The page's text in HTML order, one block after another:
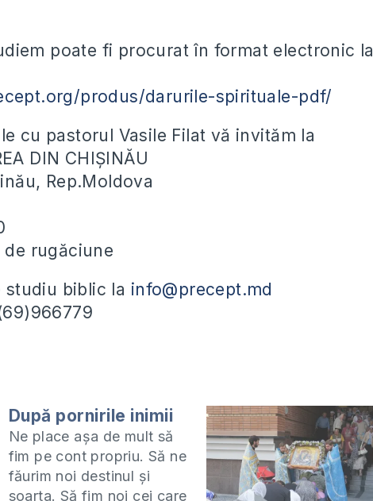
poate fi procurat în format electronic la
produs/darurile-spirituale-pdf/
cu pastorul Vasile Filat vă invităm la
DIN CHIȘINĂU
Rep.Moldova
de rugăciune
studiu biblic la info@precept.md
După pornirile inimii
Ne place așa de mult să
fim pe cont propriu. Să ne
făurim noi destinul și
soarta. Să fim noi cei care